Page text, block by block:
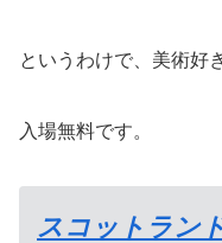
というわけで、美術好
入場無料です。
スコットラン